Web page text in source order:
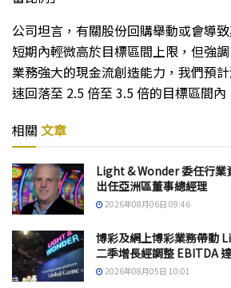
公司坦言，有關股份回購舉動或會導
短期內輕微高於目標區間上限，但強
業務強大的現金流創造能力，我們預
速回落至 2.5 倍至 3.5 倍的目標區間內
相關 文章
Light & Wonder 委任行
出任亞洲區董事總經理
2026年08月06日 09:46
博彩及網上博彩業務帶動
二季增長經調整 EBITDA
2026年08月05日 10:01